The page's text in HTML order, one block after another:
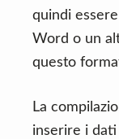
quindi
Word o un
questo
La
inserire i dati